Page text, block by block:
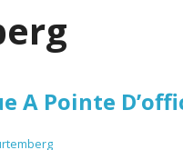
A Pointe